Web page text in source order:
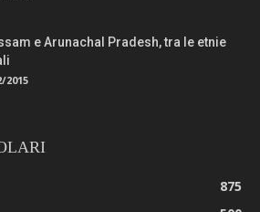
e Arunachal Pradesh, tra le etnie
2015
875